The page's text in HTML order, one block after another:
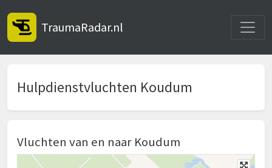
TraumaRadar.nl
Hulpdienstvluchten Koudum
Vluchten van en naar Koudum